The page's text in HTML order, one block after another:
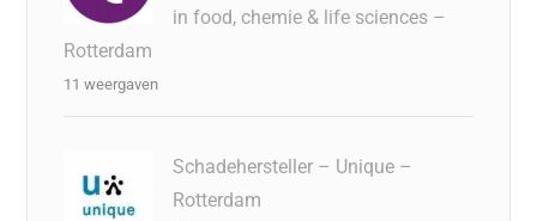
in food, chemie & life sciences –
Rotterdam
11 weergaven
Schadehersteller – Unique –
Rotterdam